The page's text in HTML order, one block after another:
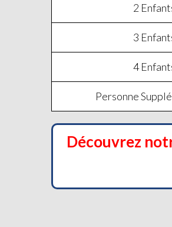
2
3
4
Personne
Découvrez